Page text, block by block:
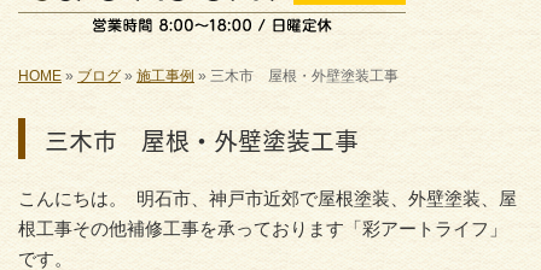
HOME » ブログ » 施工事例 »三木市 屋根・外壁塗装工事
三木市 屋根・外壁塗装工事
こんにちは。 明石市、神戸市近郊で屋根塗装、外壁塗装、屋
根工事その他補修工事を承っております「彩アートライフ」
です。